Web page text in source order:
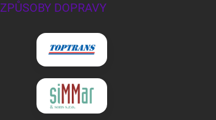
ZPŮSOBY DOPRAVY